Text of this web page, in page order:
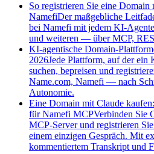
So registrieren Sie eine
NamefiDer maßgebliche
bei Namefi mit jedem KI-
und weiteren — über MCP,
KI-agentische Domain-
2026Jede Plattform, auf der
suchen, bepreisen und
Name.com, Namefi — nach
Autonomie.
Eine Domain mit Claude
für Namefi MCPVerbinden Sie
MCP-Server und registrieren
einem einzigen Gespräch. Mit
kommentiertem Transkript und